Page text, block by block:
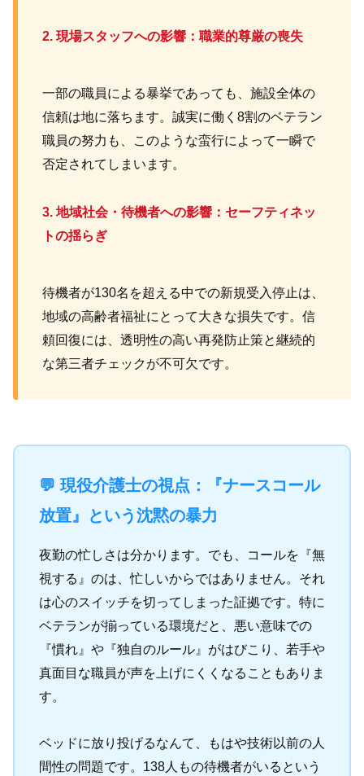
2. 現場スタッフへの影響：職業的尊厳の喪失
一部の職員による暴挙であっても、施設全体の
信頼は地に落ちます。誠実に働く8割のベテラン
職員の努力も、このような蛮行によって一瞬で
否定されてしまいます。
3. 地域社会・待機者への影響：セーフティネッ
トの揺らぎ
待機者が130名を超える中での新規受入停止は、
地域の高齢者福祉にとって大きな損失です。信
頼回復には、透明性の高い再発防止策と継続的
な第三者チェックが不可欠です。
💬 現役介護士の視点：『ナースコール
放置』という沈黙の暴力
夜勤の忙しさは分かります。でも、コールを『無
視する』のは、忙しいからではありません。それ
は心のスイッチを切ってしまった証拠です。特に
ベテランが揃っている環境だと、悪い意味での
『慣れ』や『独自のルール』がはびこり、若手や
真面目な職員が声を上げにくくなることもありま
す。
ベッドに放り投げるなんて、もはや技術以前の人
間性の問題です。138人もの待機者がいるという